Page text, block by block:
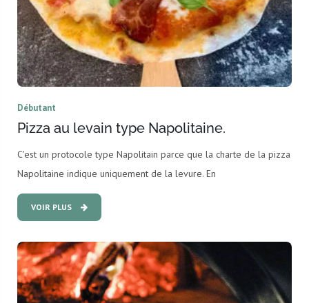
Débutant
Pizza au levain type Napolitaine.
C'est un protocole type Napolitain parce que la charte de la pizza
Napolitaine indique uniquement de la levure. En
VOIR PLUS